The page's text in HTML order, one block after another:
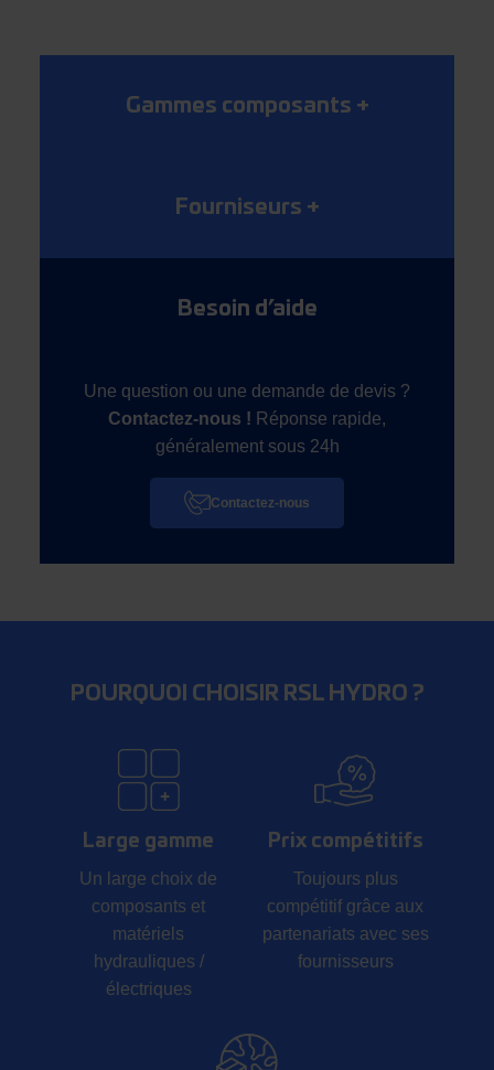
Gammes composants +
Fourniseurs +
Besoin d’aide
Une question ou une demande de devis ?
Contactez-nous ! Réponse rapide,
généralement sous 24h
Contactez-nous
POURQUOI CHOISIR RSL HYDRO ?
Large gamme
Un large choix de
composants et
matériels
hydrauliques /
électriques
Prix compétitifs
Toujours plus
compétitif grâce aux
partenariats avec ses
fournisseurs